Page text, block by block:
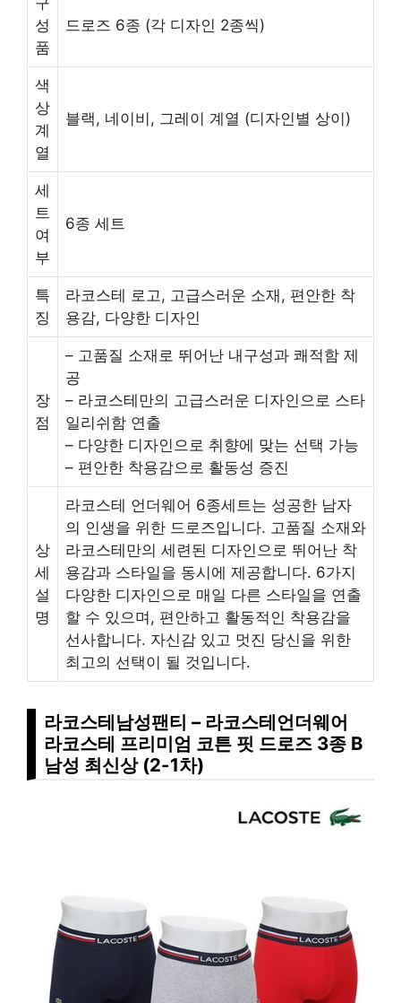
성
품
드로즈 6종 (각 디자인 2종씩)
색
상
계
열
블랙, 네이비, 그레이 계열 (디자인별 상이)
세
트
여
부
6종 세트
특
징
라코스테 로고, 고급스러운 소재, 편안한 착
용감, 다양한 디자인
장
점
– 고품질 소재로 뛰어난 내구성과 쾌적함 제
공
– 라코스테만의 고급스러운 디자인으로 스타
일리쉬함 연출
– 다양한 디자인으로 취향에 맞는 선택 가능
– 편안한 착용감으로 활동성 증진
상
세
설
명
라코스테 언더웨어 6종세트는 성공한 남자
의 인생을 위한 드로즈입니다. 고품질 소재와
라코스테만의 세련된 디자인으로 뛰어난 착
용감과 스타일을 동시에 제공합니다. 6가지
다양한 디자인으로 매일 다른 스타일을 연출
할 수 있으며, 편안하고 활동적인 착용감을
선사합니다. 자신감 있고 멋진 당신을 위한
최고의 선택이 될 것입니다.
라코스테남성팬티 – 라코스테언더웨어
라코스테 프리미엄 코튼 핏 드로즈 3종 B
남성 최신상 (2-1차)